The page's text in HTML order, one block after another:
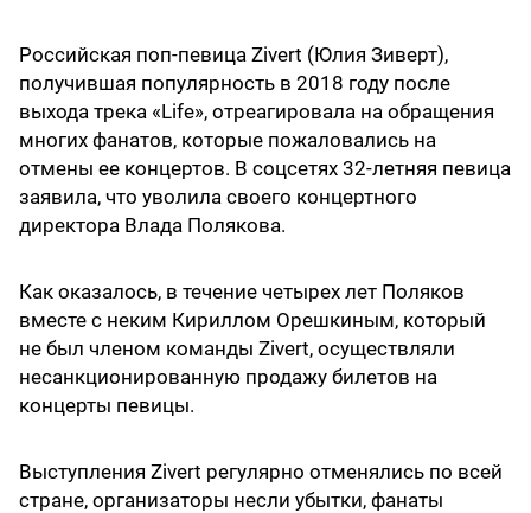
Российская поп-певица Zivert (Юлия Зиверт),
получившая популярность в 2018 году после
выхода трека «Life», отреагировала на обращения
многих фанатов, которые пожаловались на
отмены ее концертов. В соцсетях 32-летняя певица
заявила, что уволила своего концертного
директора Влада Полякова.
Как оказалось, в течение четырех лет Поляков
вместе с неким Кириллом Орешкиным, который
не был членом команды Zivert, осуществляли
несанкционированную продажу билетов на
концерты певицы.
Выступления Zivert регулярно отменялись по всей
стране, организаторы несли убытки, фанаты